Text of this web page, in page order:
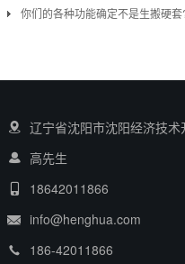
你们的各种功能确定不是生搬硬套
辽宁省沈阳市沈阳经济技
高先生
18642011866
info@henghua.com
186-42011866